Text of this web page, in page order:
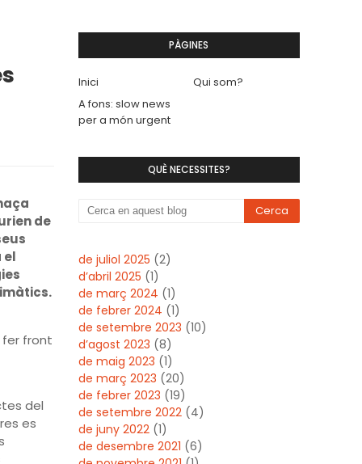
de
el
fer front
del
es
PÀGINES
Inici
Qui som?
A fons: slow news
per a món urgent
QUÈ NECESSITES?
de juliol 2025 (2)
d’abril 2025 (1)
de març 2024 (1)
de febrer 2024 (1)
de setembre 2023 (10)
d’agost 2023 (8)
de maig 2023 (1)
de març 2023 (20)
de febrer 2023 (19)
de setembre 2022(4)
de juny 2022(1)
de desembre 2021 (6)